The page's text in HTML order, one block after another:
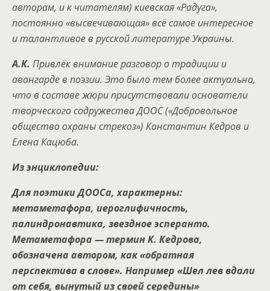
авторам, и к читателям) киевская «Радуга»,
постоянно «высвечивающая» всё самое интересное
и талантливое в русской литературе Украины.
А.К. Привлёк внимание разговор о традиции и
авангарде в поэзии. Это было тем более актуально,
что в составе жюри присутствовали основатели
творческого содружества ДООС («Добровольное
общество охраны стрекоз») Константин Кедров и
Елена Кацюба.
Из энциклопедии:
Для поэтики ДООСа, характерны:
метаметафора, иероглифичность,
палиндронавтика, звездное эсперанто.
Метаметафора — термин К. Кедрова,
обозначена автором, как «обратная
перспектива в слове». Например «Шел лев вдали
от себя, вынутый из своей середины»